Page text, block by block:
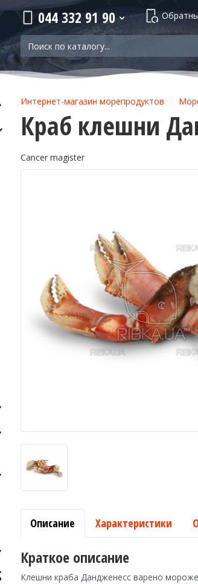
044 332 91 90
Интернет-магазин морепродуктов
Краб клешни
Cancer magister
Описание Характеристики
Краткое описание
Клешни краба Дандженесс варено